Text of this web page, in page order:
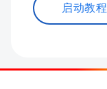
启动教程